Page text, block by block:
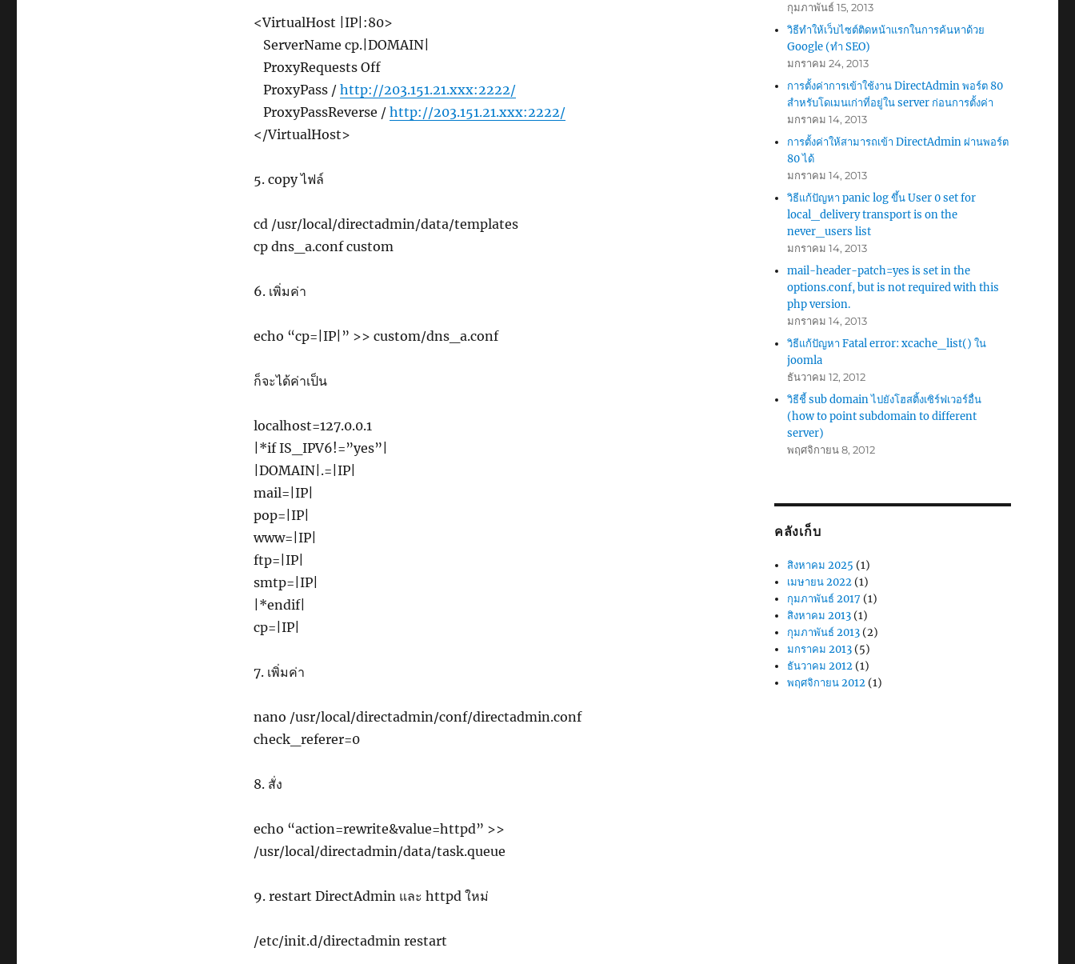
<VirtualHost |IP|:80>
ServerName cp.|DOMAIN|
ProxyRequests Off
ProxyPass / http://203.151.21.xxx:2222/
ProxyPassReverse / http://203.151.21.xxx:2222/
</VirtualHost>
5. copy ไฟล์
cd /usr/local/directadmin/data/templates
cp dns_a.conf custom
6. เพิ่มค่า
echo “cp=|IP|” >> custom/dns_a.conf
ก็จะได้ค่าเป็น
localhost=127.0.0.1
|*if IS_IPV6!=”yes”|
|DOMAIN|.=|IP|
mail=|IP|
pop=|IP|
www=|IP|
ftp=|IP|
smtp=|IP|
|*endif|
cp=|IP|
7. เพิ่มค่า
nano /usr/local/directadmin/conf/directadmin.conf
check_referer=0
8. สั่ง
echo “action=rewrite&value=httpd” >>
/usr/local/directadmin/data/task.queue
9. restart DirectAdmin และ httpd ใหม่
/etc/init.d/directadmin restart
กุมภาพันธ์ 15, 2013
วิธีทำให้เว็บไซต์ติดหน้าแรกในการค้นหาด้วย
Google (ทำ SEO)
มกราคม 24, 2013
การตั้งค่าการเข้าใช้งาน DirectAdmin พอร์ต 80
สำหรับโดเมนเก่าที่อยู่ใน server ก่อนการตั้งค่า
มกราคม 14, 2013
การตั้งค่าให้สามารถเข้า DirectAdmin ผ่านพอร์ต
80 ได้
มกราคม 14, 2013
วิธีแก้ปัญหา panic log ขึ้น User 0 set for
local_delivery transport is on the
never_users list
มกราคม 14, 2013
mail-header-patch=yes is set in the
options.conf, but is not required with this
php version.
มกราคม 14, 2013
วิธีแก้ปัญหา Fatal error: xcache_list() ใน
joomla
ธันวาคม 12, 2012
วิธีชี้ sub domain ไปยังโฮสติ้งเซิร์ฟเวอร์อื่น
(how to point subdomain to different
server)
พฤศจิกายน 8, 2012
คลังเก็บ
สิงหาคม 2025 (1)
เมษายน 2022 (1)
กุมภาพันธ์ 2017 (1)
สิงหาคม 2013 (1)
กุมภาพันธ์ 2013 (2)
มกราคม 2013 (5)
ธันวาคม 2012 (1)
พฤศจิกายน 2012 (1)